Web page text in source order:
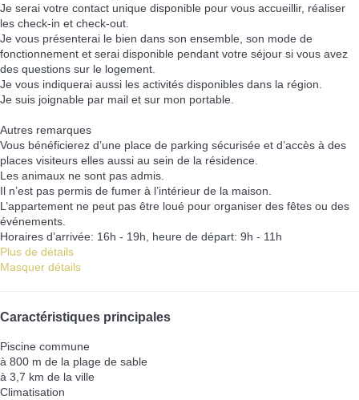
Je serai votre contact unique disponible pour vous accueillir, réaliser
les check-in et check-out.
Je vous présenterai le bien dans son ensemble, son mode de
fonctionnement et serai disponible pendant votre séjour si vous avez
des questions sur le logement.
Je vous indiquerai aussi les activités disponibles dans la région.
Je suis joignable par mail et sur mon portable.
Autres remarques
Vous bénéficierez d’une place de parking sécurisée et d’accès à des
places visiteurs elles aussi au sein de la résidence.
Les animaux ne sont pas admis.
Il n’est pas permis de fumer à l’intérieur de la maison.
L’appartement ne peut pas être loué pour organiser des fêtes ou des
événements.
Horaires d’arrivée: 16h - 19h, heure de départ: 9h - 11h
Plus de détails
Masquer détails
Caractéristiques principales
Piscine commune
à 800 m de la plage de sable
à 3,7 km de la ville
Climatisation